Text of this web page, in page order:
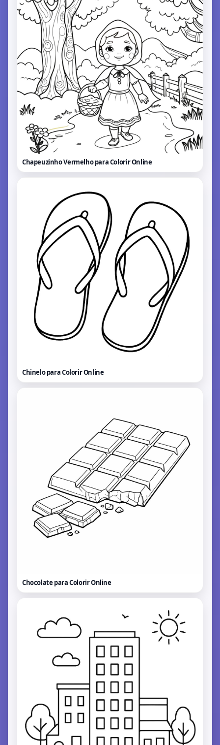
Chapeuzinho Vermelho para ColorirOnline
Chinelo para ColorirOnline
Chocolate para ColorirOnline